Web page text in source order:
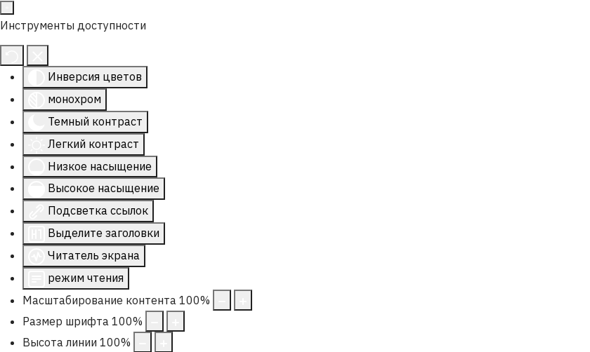
Инструменты доступности
Инверсия цветов
монохром
Темный контраст
Легкий контраст
Низкое насыщение
Высокое насыщение
Подсветка ссылок
Выделите заголовки
Читатель экрана
режим чтения
Масштабирование контента 100%
Размер шрифта 100%
Высота линии 100%